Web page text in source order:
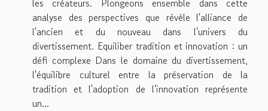
analyse des perspectives que révèle l'alliance de
l'ancien et du nouveau dans l'univers du
divertissement. Equiliber tradition et innovation : un
défi complexe Dans le domaine du divertissement,
l'équilibre culturel entre la préservation de la
tradition et l'adoption de l'innovation représente
un...